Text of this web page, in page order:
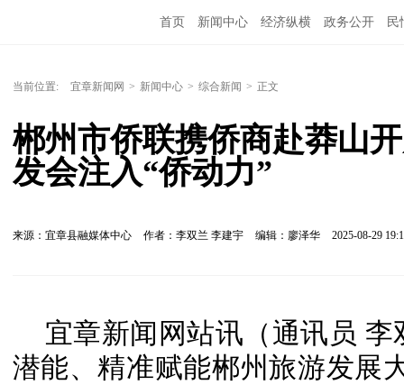
首页 新闻中心 经济纵横 政务公开 民
当前位置: 宜章新闻网 > 新闻中心 > 综合新闻 > 正文
郴州市侨联携侨商赴莽山
发会注入“侨动力”
来源：宜章县融媒体中心 作者：李双兰 李建宇 编辑：廖泽华 2025-08-29
宜章新闻网站讯（通讯员
潜能、精准赋能郴州旅游发展